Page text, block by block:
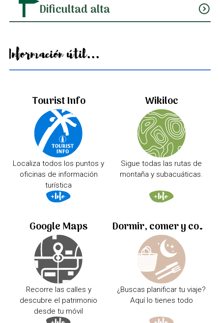
Dificultad alta expand_circle_down
Información útil...
Tourist Info
Localiza todos los puntos y
oficinas de información
turística
Wikiloc
Sigue todas las rutas de
montaña y subacuáticas.
Google Maps
Recorre las calles y
descubre el patrimonio
desde tu móvil
Dormir, comer y comprar
¿Buscas planificar tu viaje?
Aquí lo tienes todo